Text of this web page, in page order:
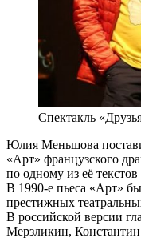
Спектакль
Юлия Меньшова
«Арт» французского
по одному из её
В 1990-е пьеса «Арт»
престижных
В российской версии
Мерзликин,